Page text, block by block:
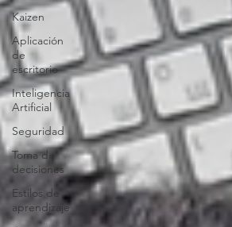
Kaizen
Aplicación
de
escritorio
Inteligencia
Artificial
Seguridad
Toma de
decisiones
Estilos de
aprendizaje